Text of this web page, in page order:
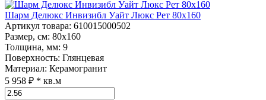
Шарм Делюкс Инвизибл Уайт Люкс Рет 80x160
Артикул товара: 610015000502
Размер, см: 80x160
Толщина, мм: 9
Поверхность: Глянцевая
Материал: Керамогранит
5 958 ₽ * кв.м